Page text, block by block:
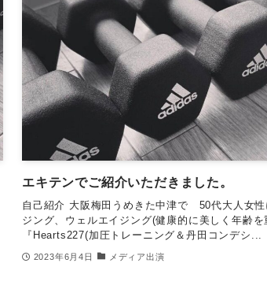
エキテンでご紹介いただきました。
自己紹介 大阪梅田うめきた中津で 50代大人女性
ジング、ウェルエイジング(健康的に美しく年齢
『Hearts227(加圧トレーニング＆丹田コンデシ...
2023年6月4日 メディア出演